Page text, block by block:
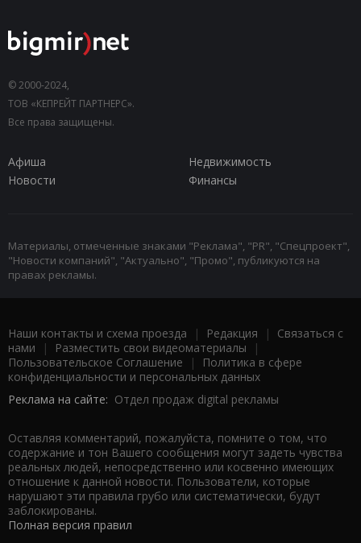
© 2000-2024,
ТОВ «КЕПРЕЙТ ПАРТНЕРС».
Все права защищены.
Афиша
Недвижимость
Новости
Финансы
Материалы, отмеченные знаками "Реклама", "PR", "Спецпроект",
"Новости компаний", "Актуально", "Промо", публикуются на
правах рекламы.
Наши контакты и схема проезда | Редакция | Связаться с
нами | Разместить свои видеоматериалы |
Пользовательское Соглашение |
Политика в сфере
конфиденциальности и персональных данных
Реклама на сайте: Отдел продаж digital рекламы
Оставляя комментарий, пожалуйста, помните о том, что
содержание и тон Вашего сообщения могут задеть чувства
реальных людей, непосредственно или косвенно имеющих
отношение к данной новости. Пользователи, которые
нарушают эти правила грубо или систематически, будут
заблокированы.
Полная версия правил